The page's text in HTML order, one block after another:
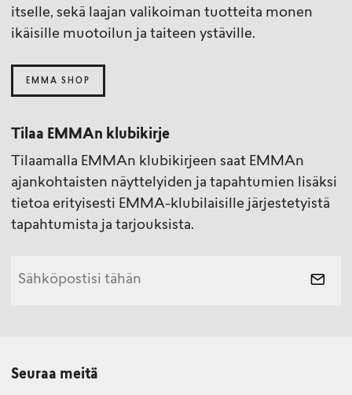
itselle, sekä laajan valikoiman tuotteita monen
ikäisille muotoilun ja taiteen ystäville.
EMMA SHOP
Tilaa EMMAn klubikirje
Tilaamalla EMMAn klubikirjeen saat EMMAn
ajankohtaisten näyttelyiden ja tapahtumien lisäksi
tietoa erityisesti EMMA-klubilaisille järjestetyistä
tapahtumista ja tarjouksista.
Seuraa meitä